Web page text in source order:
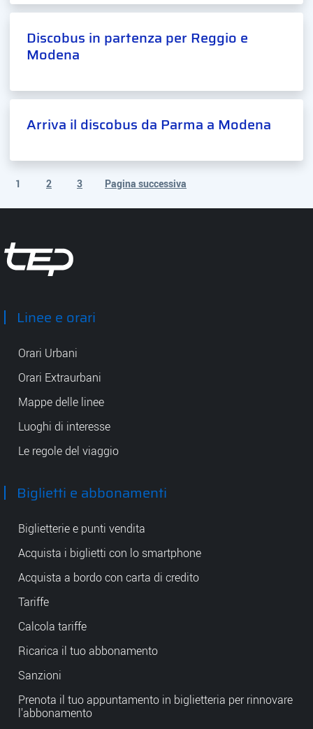
Discobus in partenza per Reggio e
Modena
Arriva il discobus da Parma a Modena
1(pagina corrente)
2 3 Pagina successiva
Linee e orari
Orari Urbani
Orari Extraurbani
Mappe delle linee
Luoghi di interesse
Le regole del viaggio
Biglietti e abbonamenti
Biglietterie e punti vendita
Acquista i biglietti con lo smartphone
Acquista a bordo con carta di credito
Tariffe
Calcola tariffe
Ricarica il tuo abbonamento
Sanzioni
Prenota il tuo appuntamento in biglietteria per rinnovare
l'abbonamento